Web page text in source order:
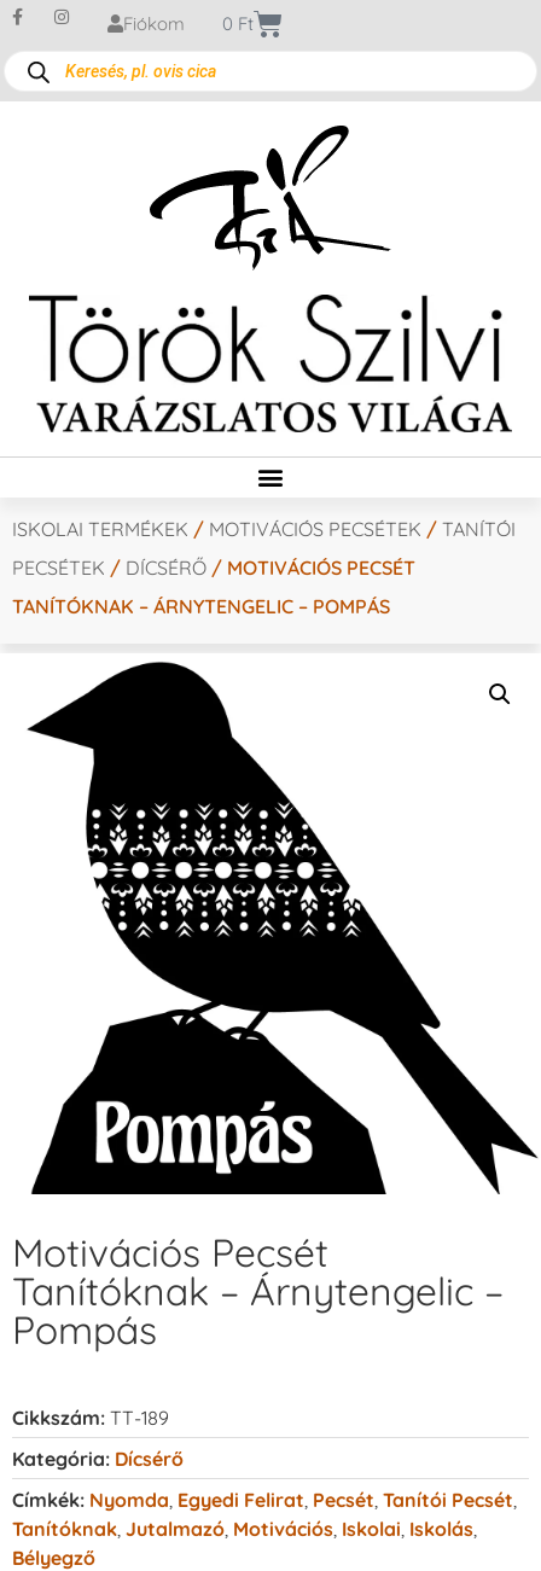
Fiókom 0 Ft
ISKOLAI TERMÉKEK / MOTIVÁCIÓS PECSÉTEK / TANÍTÓI
PECSÉTEK / DÍCSÉRŐ / MOTIVÁCIÓS PECSÉT
TANÍTÓKNAK – ÁRNYTENGELIC – POMPÁS
Motivációs Pecsét
Tanítóknak – Árnytengelic –
Pompás
Cikkszám: TT-189
Kategória: Dícsérő
Címkék: Nyomda Egyedi Felirat Pecsét Tanítói Pecsét
Tanítóknak Jutalmazó Motivációs Iskolai Iskolás
Bélyegző